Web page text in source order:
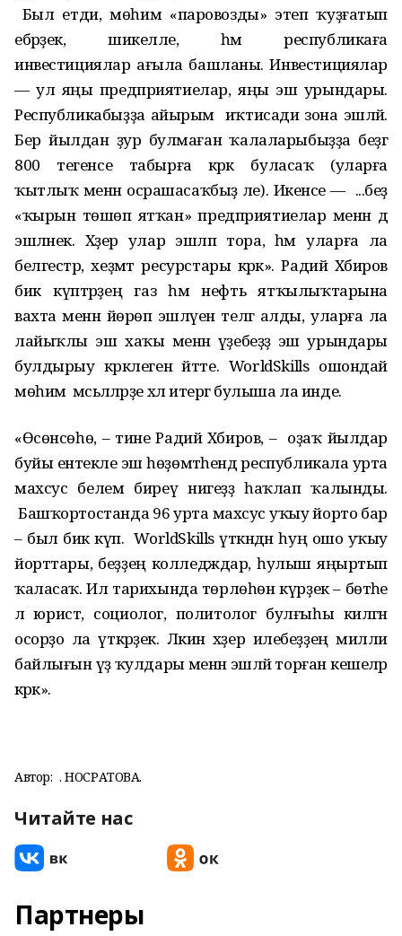
Был етди, мөһим «паровозды» этеп ҡуҙғатып
ебәрҙек, шикелле, һәм республикаға
инвестициялар ағыла башланы. Инвестициялар
— ул яңы предприятиелар, яңы эш урындары.
Республикабыҙҙа айырым иҡтисади зона эшләй.
Бер йылдан ҙур булмаған ҡалаларыбыҙҙа беҙгә
800 тегенсе табырға кәрәк буласаҡ (уларға
ҡытлыҡ менән осрашасаҡбыҙ әле). Икенсе — ...беҙ
«ҡырын төшөп ятҡан» предприятиелар менән дә
эшләнек. Хәҙер улар эшләп тора, һәм уларға ла
белгестәр, хеҙмәт ресурстары кәрәк». Радий Хәбиров
бик күптәрҙең газ һәм нефть ятҡылыҡтарына
вахта менән йөрөп эшләүен телгә алды, уларға ла
лайыҡлы эш хаҡы менән үҙебеҙҙә эш урындары
булдырыу кәрәклеген әйтте. WorldSkills ошондай
мөһим мәсьәләләрҙе хәл итергә булыша ла инде.
«Өсөнсөһө, – тине Радий Хәбиров, – оҙаҡ йылдар
буйы ентекле эш һөҙөмтәһендә республикала урта
махсус белем биреү нигеҙҙә һаҡлап ҡалынды.
Башҡортостанда 96 урта махсус уҡыу йорто бар
– был бик күп. WorldSkills үткәндән һуң ошо уҡыу
йорттары, беҙҙең колледждар, һулыш яңыртып
ҡаласаҡ. Ил тарихында төрлөһөн күрҙек – бөтәһе
лә юрист, социолог, политолог булғыһы килгән
осорҙо ла үткәрҙек. Ләкин хәҙер илебеҙҙең милли
байлығын үҙ ҡулдары менән эшләй торған кешеләр
кәрәк».
Автор: Ә. НОСРАТОВА.
Читайте нас
Партнеры